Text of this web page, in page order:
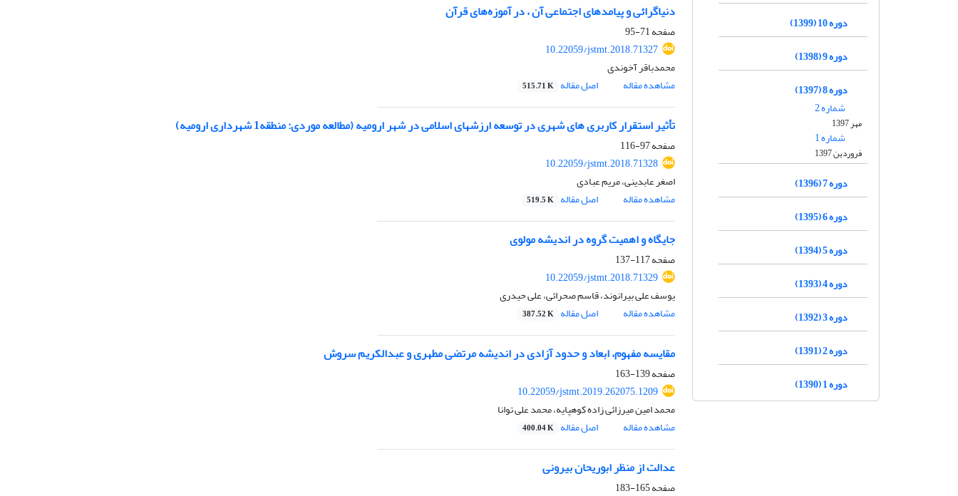
دنیاگرائی و پیامدهای اجتماعی آن ، در آموزه‌های قرآن
صفحه71-95
10.22059/jstmt.2018.71327
محمدباقر آخوندی
مشاهده مقاله
اصل مقاله 515.71 K
تأثیر استقرار کاربری های شهری در توسعه ارزشهای اسلامی در شهر ارومیه (مطالعه موردی: منطقه1 شهرداری ارومیه)
صفحه97-116
10.22059/jstmt.2018.71328
اصغر عابدینی، مریم عبادی
مشاهده مقاله
اصل مقاله 519.5 K
جایگاه و اهمیت گروه در اندیشه مولوی
صفحه117-137
10.22059/jstmt.2018.71329
یوسف علی بیرانوند، قاسم صحرائی، علی حیدری
مشاهده مقاله
اصل مقاله 387.52 K
مقایسه مفهوم، ابعاد و حدود آزادی در اندیشه مرتضی مطهری و عبدالکریم سروش
صفحه139-163
10.22059/jstmt.2019.262075.1209
محمد امین میرزائی زاده کوهپایه، محمد علی توانا
مشاهده مقاله
اصل مقاله 400.04 K
عدالت از منظر ابوریحان بیرونی
صفحه165-183
دوره 10 (1399)
دوره 9 (1398)
دوره 8 (1397)
شماره 2
مهر 1397
شماره 1
فروردین 1397
دوره 7 (1396)
دوره 6 (1395)
دوره 5 (1394)
دوره 4 (1393)
دوره 3 (1392)
دوره 2 (1391)
دوره 1 (1390)